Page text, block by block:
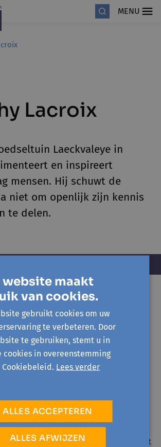
MENU
Lacroix
Laeckvaleye in
en inspireert
mensen. Hij schuwt de
niet om openlijk zijn kennis
te delen.
vzw
24
oostbrabant.be
tijdens de kantooruren van 9u tot
website maakt
van cookies.
gebruikt cookies om uw
te verbeteren. Door
te gebruiken, stemt u in
cookies in overeenstemming
Cookiebeleid. Lees verder
ALLES ACCEPTEREN
ALLES AFWIJZEN